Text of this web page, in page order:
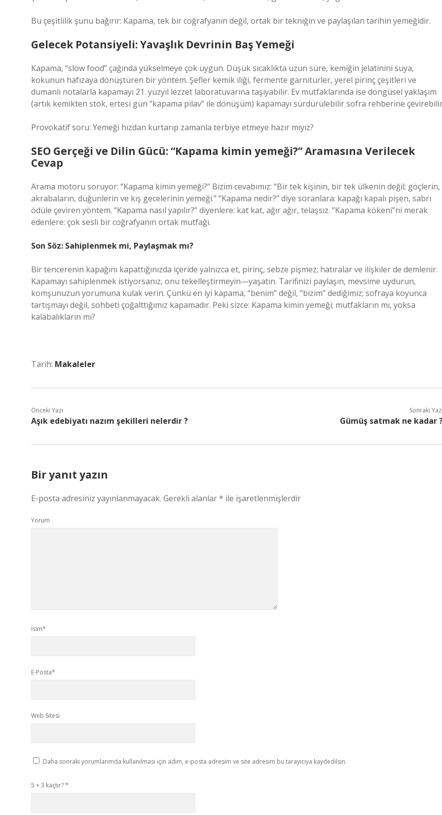
Bu çeşitlilik şunu bağırır: Kapama, tek bir coğrafyanın değil, ortak bir tekniğin ve paylaşılan tarihin yemeğidir.
Gelecek Potansiyeli: Yavaşlık Devrinin Baş Yemeği
Kapama, “slow food” çağında yükselmeye çok uygun. Düşük sıcaklıkta uzun süre, kemiğin jelatinini suya,
kokunun hafızaya dönüştüren bir yöntem. Şefler kemik iliği, fermente garnitürler, yerel pirinç çeşitleri ve
dumanlı notalarla kapamayı 21. yüzyıl lezzet laboratuvarına taşıyabilir. Ev mutfaklarında ise döngüsel yaklaşım
(artık kemikten stok, ertesi gün “kapama pilav” ile dönüşüm) kapamayı sürdürülebilir sofra rehberine
Provokatif soru: Yemeği hızdan kurtarıp zamanla terbiye etmeye hazır mıyız?
SEO Gerçeği ve Dilin Gücü: “Kapama kimin yemeği?” Aramasına Verilecek
Cevap
Arama motoru soruyor: “Kapama kimin yemeği?” Bizim cevabımız: “Bir tek kişinin, bir tek ülkenin değil; göçlerin,
akrabaların, düğünlerin ve kış gecelerinin yemeği.” “Kapama nedir?” diye soranlara: kapağı kapalı pişen, sabrı
ödüle çeviren yöntem. “Kapama nasıl yapılır?” diyenlere: kat kat, ağır ağır, telaşsız. “Kapama kökeni”ni merak
edenlere: çok sesli bir coğrafyanın ortak mutfağı.
Son Söz: Sahiplenmek mi, Paylaşmak mı?
Bir tencerenin kapağını kapattığınızda içeride yalnızca et, pirinç, sebze pişmez; hatıralar ve ilişkiler de demlenir.
Kapamayı sahiplenmek istiyorsanız, onu tekelleştirmeyin—yaşatın. Tarifinizi paylaşın, mevsime uydurun,
komşunuzun yorumuna kulak verin. Çünkü en iyi kapama, “benim” değil, “bizim” dediğimiz; sofraya koyunca
tartışmayı değil, sohbeti çoğalttığımız kapamadır. Peki sizce: Kapama kimin yemeği; mutfakların mı, yoksa
kalabalıkların mı?
Tarih: Makaleler
Önceki Yazı
Aşık edebiyatı nazım şekilleri nelerdir ?
Sonraki
Gümüş satmak ne kadar
Bir yanıt yazın
E-posta adresiniz yayınlanmayacak. Gerekli alanlar* ile işaretlenmişlerdir
Yorum
İsim*
E-Posta*
Web Sitesi
Daha sonraki yorumlarımda kullanılması için adım, e-posta adresim ve site adresim bu tarayıcıya kaydedilsin.
5 + 3 kaçtır?*